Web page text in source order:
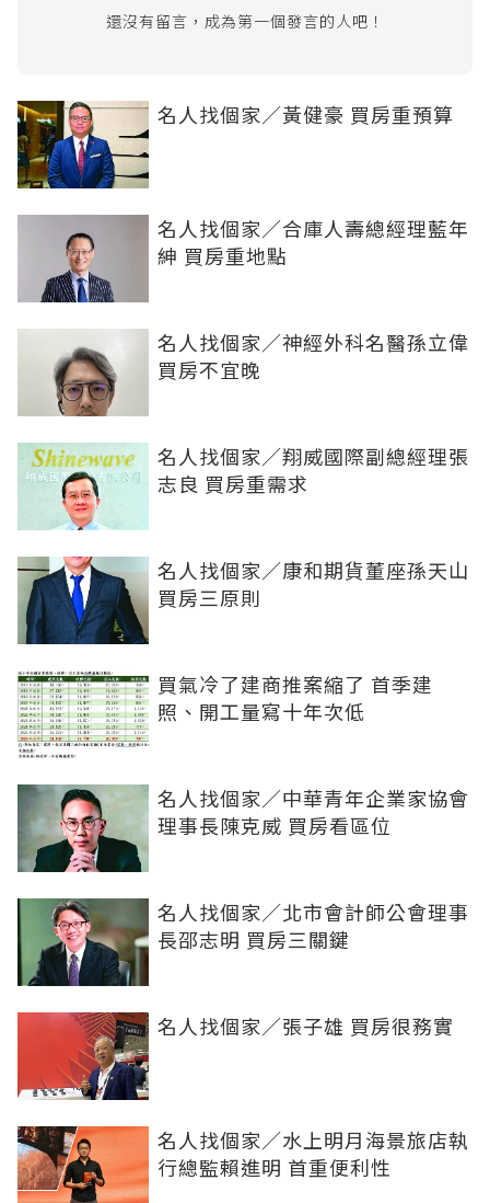
還沒有留言，成為第一個發言的人吧！
名人找個家／黃健豪 買房重預算
名人找個家／合庫人壽總經理藍年
紳 買房重地點
名人找個家／神經外科名醫孫立偉
買房不宜晚
名人找個家／翔威國際副總經理張
志良 買房重需求
名人找個家／康和期貨董座孫天山
買房三原則
買氣冷了建商推案縮了 首季建
照、開工量寫十年次低
名人找個家／中華青年企業家協會
理事長陳克威 買房看區位
名人找個家／北市會計師公會理事
長邵志明 買房三關鍵
名人找個家／張子雄 買房很務實
名人找個家／水上明月海景旅店執
行總監賴進明 首重便利性